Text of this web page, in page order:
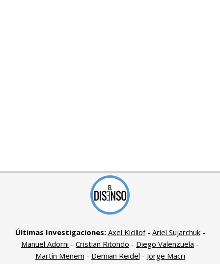
Últimas Investigaciones: Axel Kicillof- Ariel Sujarchuk-
Manuel Adorni - Cristian Ritondo - Diego Valenzuela -
Martín Menem - Demian Reidel - Jorge Macri